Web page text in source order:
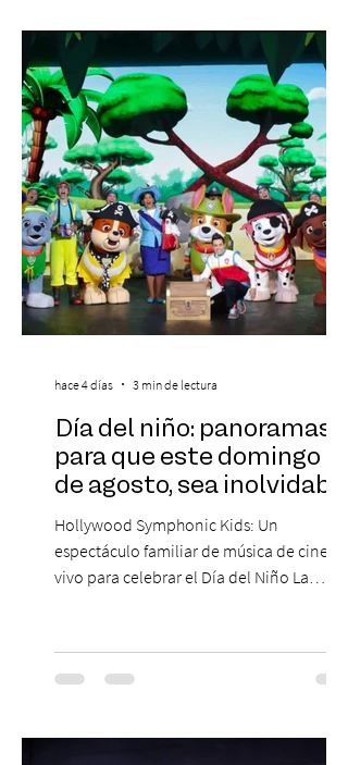
experiencias laborales forman parte de la
realidad de miles de trabajadores, Trabajo
de Monos – Reflexiones de la Selva
Corporativa, del autor Mauricio Eduardo
Medina, ha trascendido el ámbito editorial
Día del niño: panoramas
para que este domingo 09
de agosto, sea inolvidable
Hollywood Symphonic Kids: Un
espectáculo familiar de música de cine en
vivo para celebrar el Día del Niño La
musical única e inolvidable con motivo del
Día del Niño. El espectáculo Hollywood
de todos los tiempos en un concierto en
hace 4 días 3 min de lectura